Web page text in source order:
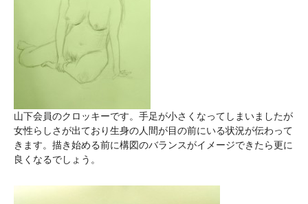
山下会員のクロッキーです。手足が小さくなってしまいましたが
女性らしさが出ており生身の人間が目の前にいる状況が伝わって
きます。描き始める前に構図のバランスがイメージできたら更に
良くなるでしょう。